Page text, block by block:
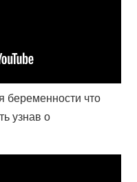
беременности что
узнав о